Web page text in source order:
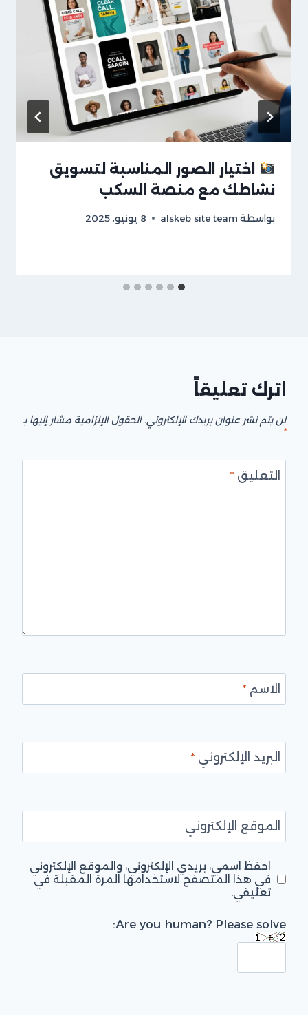
اختيار الصور المناسبة لتسويق
نشاطك مع منصة السكب
بواسطة alskeb site team 8 يونيو، 2025
اترك تعليقاً
لن يتم نشر عنوان بريدك الإلكتروني. الحقول الإلزامية مشار إليها بـ
*
التعليق*
الاسم*
البريد الإلكتروني*
الموقع الإلكتروني
احفظ اسمي، بريدي الإلكتروني، والموقع الإلكتروني
في هذا المتصفح لاستخدامها المرة المقبلة في
تعليقي.
Are you human? Please solve: